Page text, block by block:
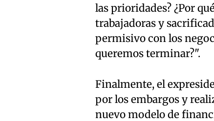
las prioridades? ¿Por
trabajadoras y
permisivo con los
queremos terminar?".
Finalmente, el
por los embargos y
nuevo modelo de